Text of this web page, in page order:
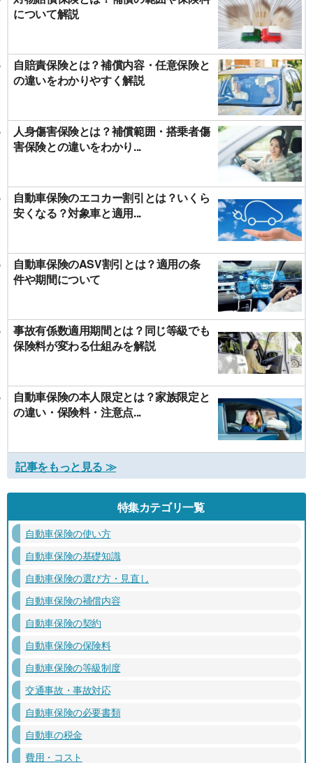
について解説
自賠責保険とは？補償内容・任意保険と
の違いをわかりやすく解説
人身傷害保険とは？補償範囲・搭乗者傷
害保険との違いをわかり...
自動車保険のエコカー割引とは？いくら
安くなる？対象車と適用...
自動車保険のASV割引とは？適用の条
件や期間について
事故有係数適用期間とは？同じ等級でも
保険料が変わる仕組みを解説
自動車保険の本人限定とは？家族限定と
の違い・保険料・注意点...
記事をもっと見る ≫
特集カテゴリ一覧
自動車保険の使い方
自動車保険の基礎知識
自動車保険の選び方・見直し
自動車保険の補償内容
自動車保険の契約
自動車保険の保険料
自動車保険の等級制度
交通事故・事故対応
自動車保険の必要書類
自動車の税金
費用・コスト